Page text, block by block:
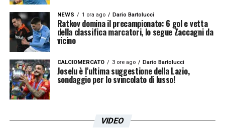
2 (Bolivia, Suriname e Iraq)
Gruppo J: Argentina, Austria, Algeria, Giordania
Gruppo K:Portogallo, Colombia, Uzbekistan, Play
off FIFA 1 (Nuova Caledonia, Giamaica, RD del
Congo)
Gruppo L: Inghilterra, Croazia, Panama, Ghana
NEWS 1 ora ago Dario Bartolucci
Ratkov domina il precampionato: 6 gol e vetta
della classifica marcatori, lo segue Zaccagni da
vicino
CALCIOMERCATO 3 ore ago Dario Bartolucci
Joselu è l’ultima suggestione della Lazio,
sondaggio per lo svincolato di lusso!
VIDEO